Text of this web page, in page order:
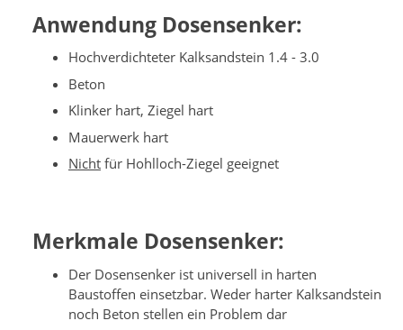
Anwendung Dosensenker:
Hochverdichteter Kalksandstein 1.4 - 3.0
Beton
Klinker hart, Ziegel hart
Mauerwerk hart
Nicht für Hohlloch-Ziegel geeignet
Merkmale Dosensenker:
Der Dosensenker ist universell in harten
Baustoffen einsetzbar. Weder harter Kalksandstein
noch Beton stellen ein Problem dar